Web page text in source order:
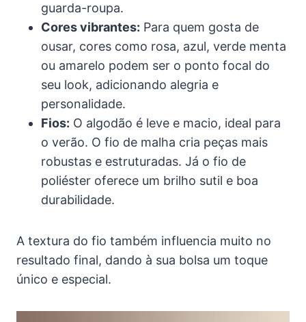
guarda-roupa.
Cores vibrantes: Para quem gosta de
ousar, cores como rosa, azul, verde menta
ou amarelo podem ser o ponto focal do
seu look, adicionando alegria e
personalidade.
Fios: O algodão é leve e macio, ideal para
o verão. O fio de malha cria peças mais
robustas e estruturadas. Já o fio de
poliéster oferece um brilho sutil e boa
durabilidade.
A textura do fio também influencia muito no
resultado final, dando à sua bolsa um toque
único e especial.